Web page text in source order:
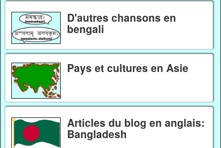
D'autres chansons en
bengali
Pays et cultures en Asie
Articles du blog en anglais:
Bangladesh